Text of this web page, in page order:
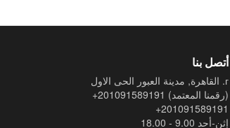
أتصل بنا
г. القاهرة, مدينة العبور الحى الاول
+201091589191
(رقمنا المعتمد)
+201091589191
إثن-أحد 9.00 - 18.00